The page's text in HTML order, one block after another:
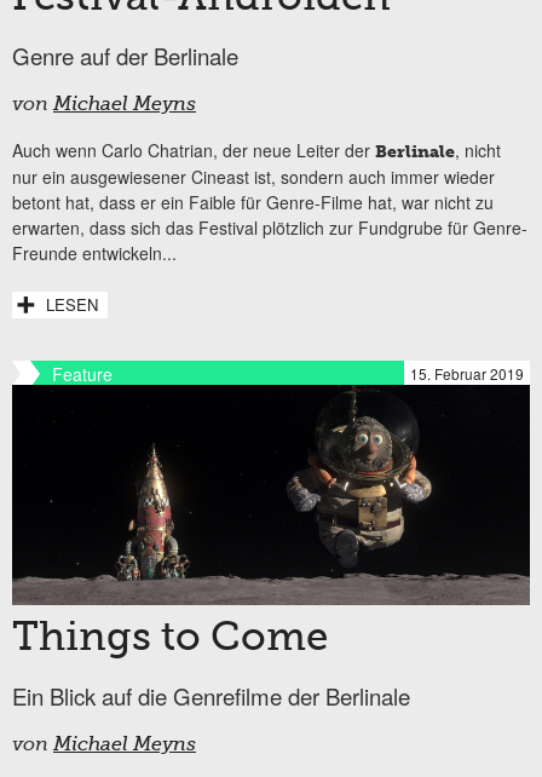
Genre auf der Berlinale
vonMichael Meyns
Auch wenn Carlo Chatrian, der neue Leiter der Berlinale, nicht
nur ein ausgewiesener Cineast ist, sondern auch immer wieder
betont hat, dass er ein Faible für Genre-Filme hat, war nicht zu
erwarten, dass sich das Festival plötzlich zur Fundgrube für Genre-
Freunde entwickeln...
LESEN
Feature 15. Februar 2019
Things to Come
Ein Blick auf die Genrefilme der Berlinale
vonMichael Meyns